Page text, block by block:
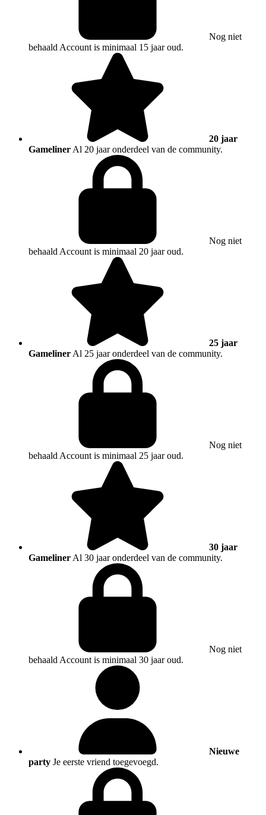
Nog niet
behaald Account is minimaal 15 jaar oud.
20 jaar
Gameliner Al 20 jaar onderdeel van de community.
Nog niet
behaald Account is minimaal 20 jaar oud.
25 jaar
Gameliner Al 25 jaar onderdeel van de community.
Nog niet
behaald Account is minimaal 25 jaar oud.
30 jaar
Gameliner Al 30 jaar onderdeel van de community.
Nog niet
behaald Account is minimaal 30 jaar oud.
Nieuwe
party Je eerste vriend toegevoegd.